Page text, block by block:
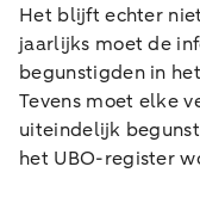
Het blijft echter
jaarlijks moet de
begunstigden in
Tevens moet elke
uiteindelijk
het UBO-register